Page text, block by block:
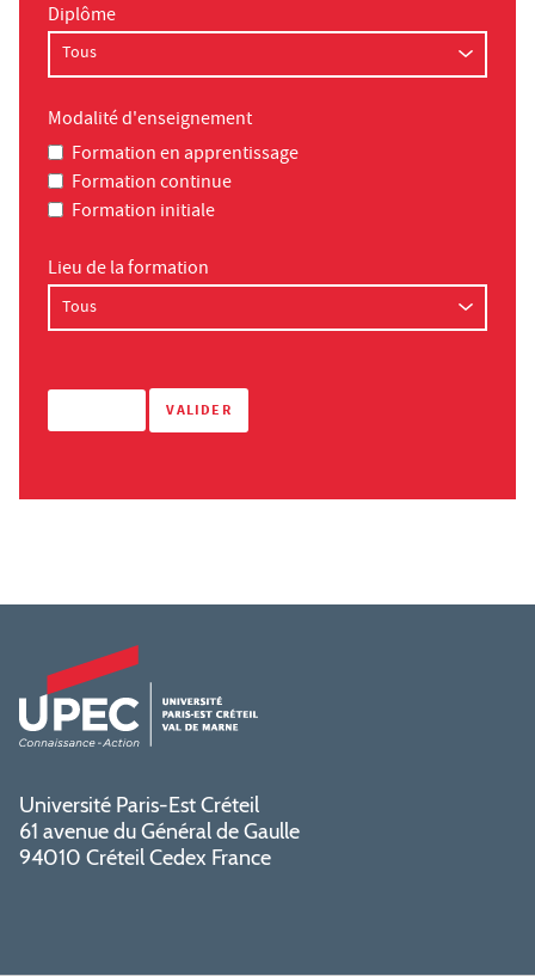
Diplôme
Modalité d'enseignement
Formation en apprentissage
Formation continue
Formation initiale
Lieu de la formation
Université Paris-Est Créteil
61 avenue du Général de Gaulle
94010 Créteil Cedex France